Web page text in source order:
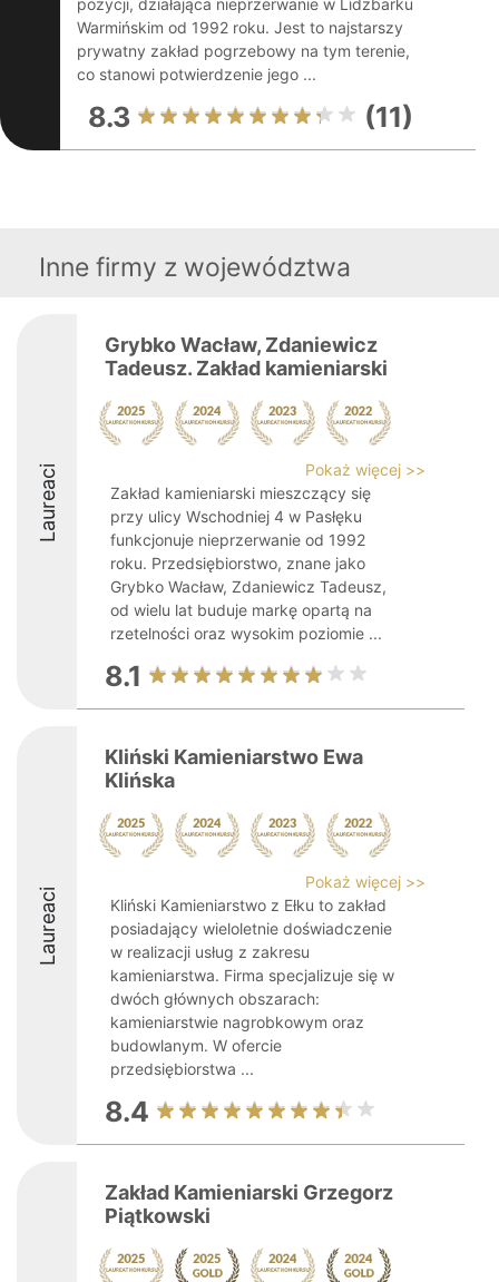
pozycji, działająca nieprzerwanie w Lidzbarku
Warmińskim od 1992 roku. Jest to najstarszy
prywatny zakład pogrzebowy na tym terenie,
co stanowi potwierdzenie jego ...
8.3 (11)
Inne firmy z województwa
Laureaci
Grybko Wacław, Zdaniewicz
Tadeusz. Zakład kamieniarski
Pokaż więcej >>
Zakład kamieniarski mieszczący się
przy ulicy Wschodniej 4 w Pasłęku
funkcjonuje nieprzerwanie od 1992
roku. Przedsiębiorstwo, znane jako
Grybko Wacław, Zdaniewicz Tadeusz,
od wielu lat buduje markę opartą na
rzetelności oraz wysokim poziomie ...
8.1
Laureaci
Kliński Kamieniarstwo Ewa
Klińska
Pokaż więcej >>
Kliński Kamieniarstwo z Ełku to zakład
posiadający wieloletnie doświadczenie
w realizacji usług z zakresu
kamieniarstwa. Firma specjalizuje się w
dwóch głównych obszarach:
kamieniarstwie nagrobkowym oraz
budowlanym. W ofercie
przedsiębiorstwa ...
8.4
Zakład Kamieniarski Grzegorz
Piątkowski